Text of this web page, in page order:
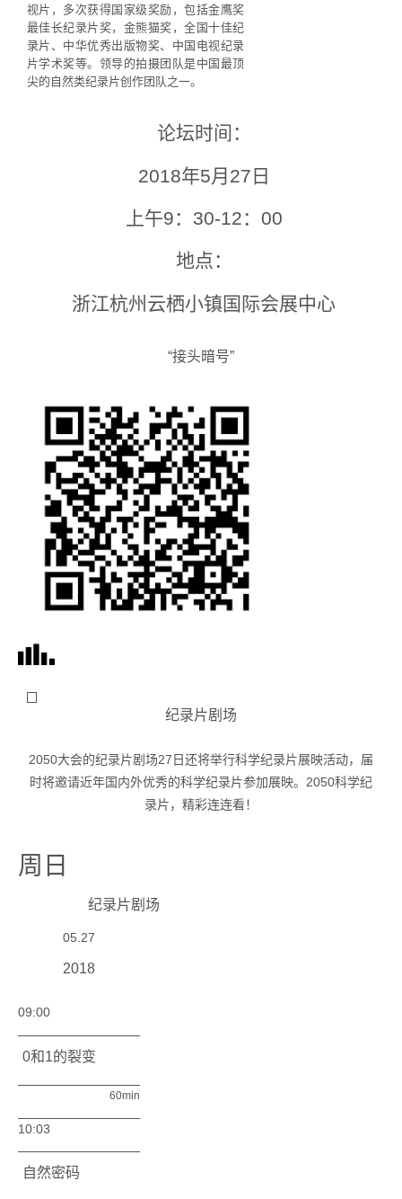
视片，多次获得国家级奖励，包括金鹰奖
最佳长纪录片奖，金熊猫奖，全国十佳纪
录片、中华优秀出版物奖、中国电视纪录
片学术奖等。 领导的拍摄团队是中国最顶
尖的自然类纪录片创作团队之一。
论坛时间：
2018年5月27日
上午9：30-12：00
地点：
浙江杭州云栖小镇国际会展中心
“接头暗号”
纪录片剧场
2050大会的纪录片剧场27日还将举行科学纪录片展映活动，届
时将邀请近年国内外优秀的科学纪录片参加展映。2050科学纪
录片，精彩连连看！
周日
纪录片剧场
05.27
2018
09:00
0和1的裂变
60min
10:03
自然密码